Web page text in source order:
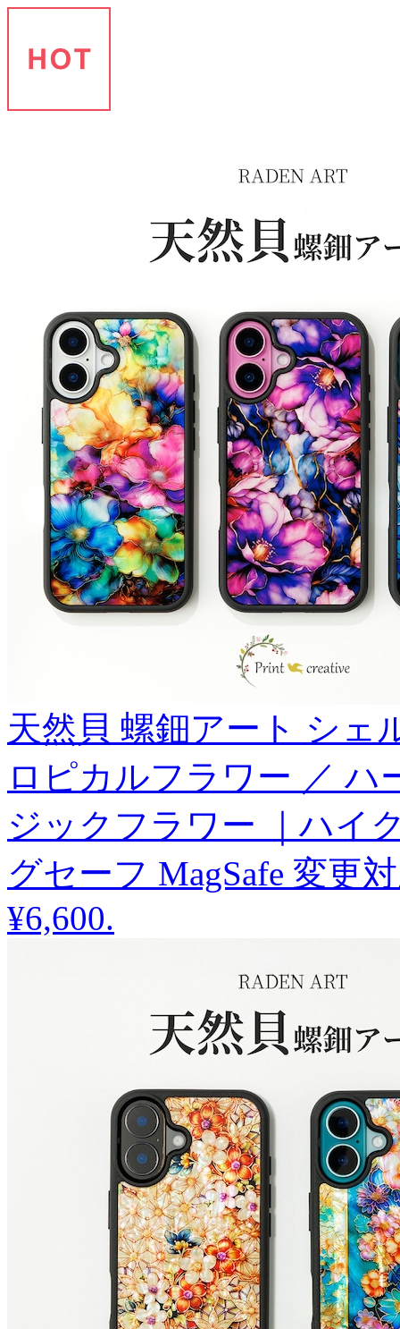
天然貝 螺鈿アート シェ
ロピカルフラワー ／
ジックフラワー ｜ハイ
グセーフ MagSafe 変更
¥6,600.